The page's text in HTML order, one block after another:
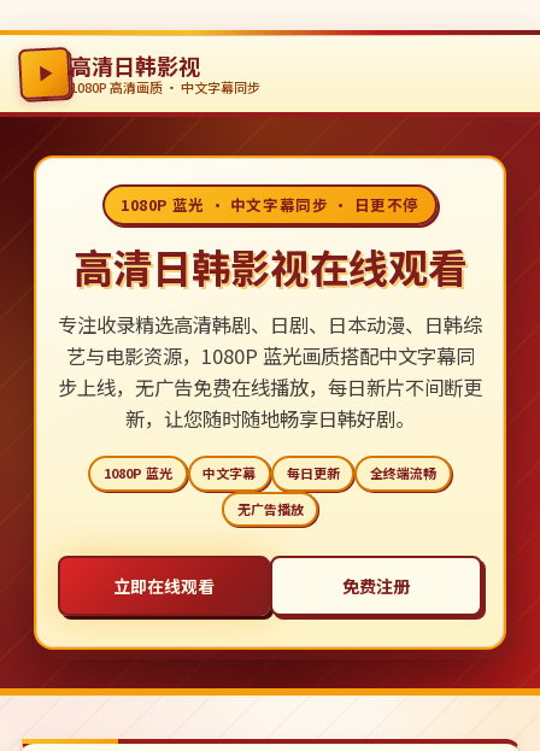
高清日韩影视
1080P 高清画质 · 中文字幕同步
1080P 蓝光 · 中文字幕同步 · 日更不停
高清日韩影视在线观看
专注收录精选高清韩剧、日剧、日本动漫、日韩综
艺与电影资源，1080P 蓝光画质搭配中文字幕同
步上线，无广告免费在线播放，每日新片不间断更
新，让您随时随地畅享日韩好剧。
1080P 蓝光 中文字幕 每日更新
全终端流畅
无广告播放
立即在线观看 免费注册